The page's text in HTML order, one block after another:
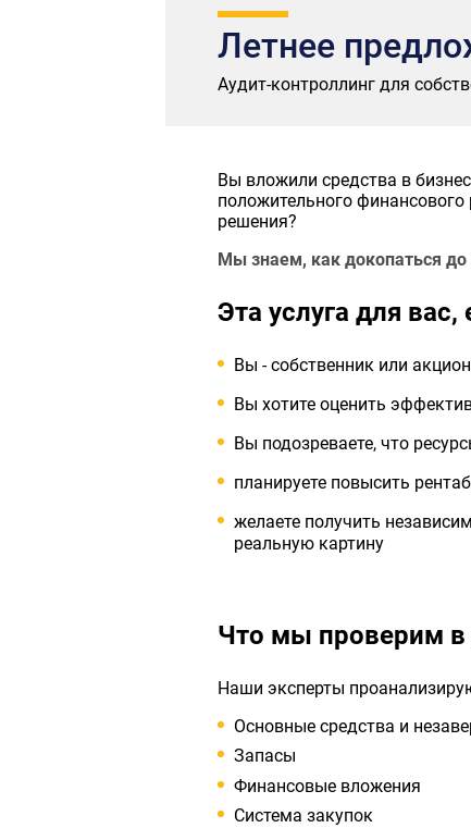
Летнее
Аудит-контроллинг для
Вы вложили средства в
положительного
решения?
Мы знаем, как докопаться до
Эта услуга для вас,
Вы - собственник или
Вы хотите оценить
Вы подозреваете, что
планируете повысить
желаете получить
реальную картину
Что мы проверим в
Наши эксперты
Основные средства и
Запасы
Финансовые вложения
Система закупок